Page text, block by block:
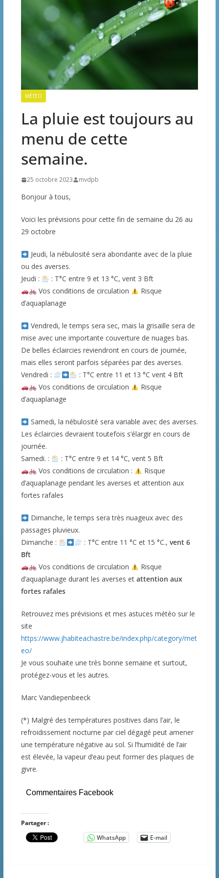
MÉTÉO
La pluie est toujours au
menu de cette
semaine.
25 octobre 2023 mvdpb
Bonjour à tous,
Voici les prévisions pour cette fin de semaine du 26 au
29 octobre
Jeudi, la nébulosité sera abondante avec de la pluie
ou des averses.
Jeudi :
: T°C entre 9 et 13 °C, vent 3 Bft
Vos conditions de circulation
Risque
d’aquaplanage
Vendredi, le temps sera sec, mais la grisaille sera de
mise avec une importante couverture de nuages bas.
De belles éclaircies reviendront en cours de journée,
mais elles seront parfois séparées par des averses.
Vendredi :
: T°C entre 11 et 13 °C vent 4 Bft
Vos conditions de circulation
Risque
d’aquaplanage
Samedi, la nébulosité sera variable avec des averses.
Les éclaircies devraient toutefois s’élargir en cours de
journée.
Samedi. :
: T°C entre 9 et 14 °C, vent 5 Bft
Vos conditions de circulation :
Risque
d’aquaplanage pendant les averses et attention aux
fortes rafales
Dimanche, le temps sera très nuageux avec des
passages pluvieux.
Dimanche :
: T°C entre 11 °C et 15 °C., vent 6
Bft
Vos conditions de circulation
Risque
d’aquaplanage durant les averses etattention aux
fortes rafales
Retrouvez mes prévisions et mes astuces météo sur le
site
https://www.jhabiteachastre.be/index.php/category/met
eo/
Je vous souhaite une très bonne semaine et surtout,
protégez-vous et les autres.
Marc Vandiepenbeeck
(*) Malgré des températures positives dans l’air, le
refroidissement nocturne par ciel dégagé peut amener
une température négative au sol. Si l’humidité de l’air
est élevée, la vapeur d’eau peut former des plaques de
givre.
Commentaires Facebook
Partager :
WhatsApp
E-mail